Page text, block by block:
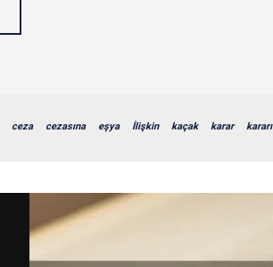
ceza cezasına eşya İlişkin kaçak karar kararı